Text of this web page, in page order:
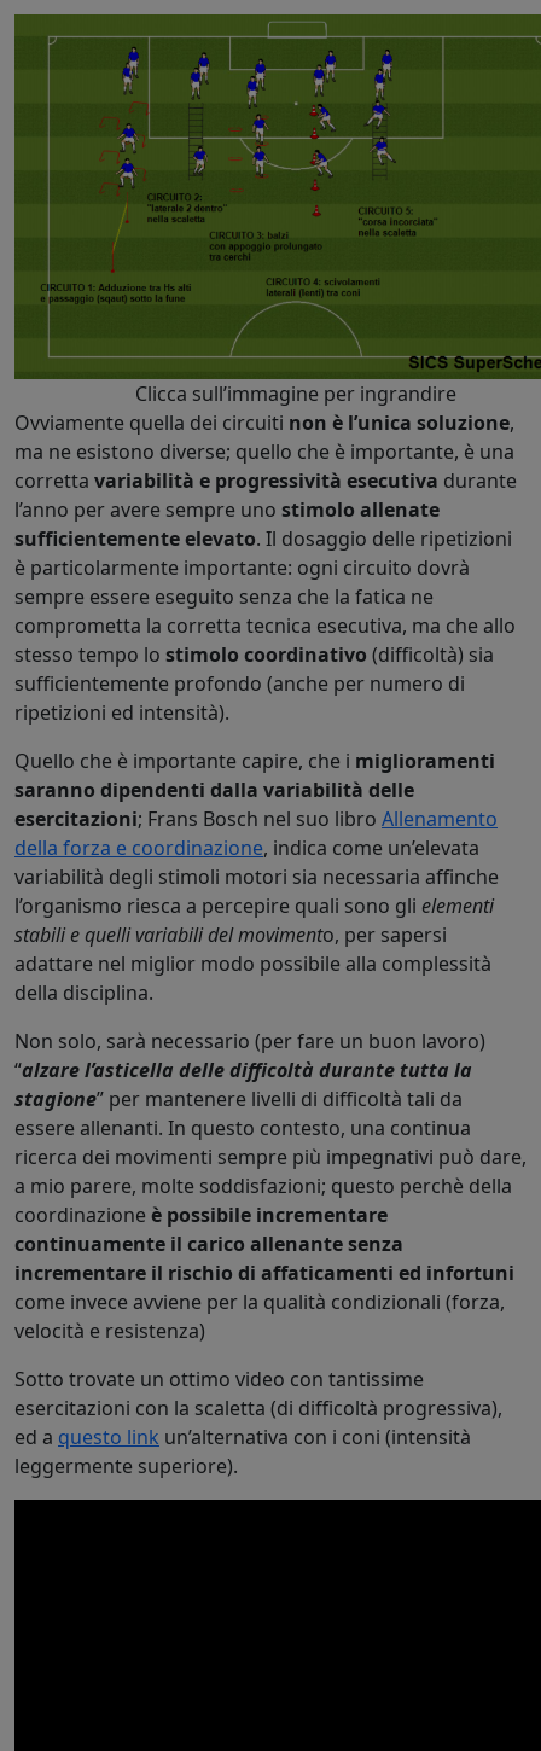
Clicca sull’immagine per ingrandire
Ovviamente quella dei circuiti non è l’unica soluzione,
ma ne esistono diverse; quello che è importante, è una
corretta variabilità e progressività esecutiva durante
l’anno per avere sempre uno stimolo allenate
sufficientemente elevato. Il dosaggio delle ripetizioni
è particolarmente importante: ogni circuito dovrà
sempre essere eseguito senza che la fatica ne
comprometta la corretta tecnica esecutiva, ma che allo
stesso tempo lo stimolo coordinativo (difficoltà) sia
sufficientemente profondo (anche per numero di
ripetizioni ed intensità).
Quello che è importante capire, che i miglioramenti
saranno dipendenti dalla variabilità delle
esercitazioni; Frans Bosch nel suo libro Allenamento
della forza e coordinazione, indica come un’elevata
variabilità degli stimoli motori sia necessaria affinche
l’organismo riesca a percepire quali sono gli elementi
stabili e quelli variabili del movimento, per sapersi
adattare nel miglior modo possibile alla complessità
della disciplina.
Non solo, sarà necessario (per fare un buon lavoro)
“alzare l’asticella delle difficoltà durante tutta la
stagione” per mantenere livelli di difficoltà tali da
essere allenanti. In questo contesto, una continua
ricerca dei movimenti sempre più impegnativi può dare,
a mio parere, molte soddisfazioni; questo perchè della
coordinazione è possibile incrementare
continuamente il carico allenante senza
incrementare il rischio di affaticamenti ed infortuni
come invece avviene per la qualità condizionali (forza,
velocità e resistenza)
Sotto trovate un ottimo video con tantissime
esercitazioni con la scaletta (di difficoltà progressiva),
ed a questo link un’alternativa con i coni (intensità
leggermente superiore).